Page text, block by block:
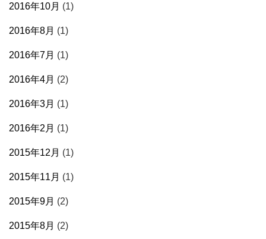
2016年10月 (1)
2016年8月 (1)
2016年7月 (1)
2016年4月 (2)
2016年3月 (1)
2016年2月 (1)
2015年12月 (1)
2015年11月 (1)
2015年9月 (2)
2015年8月 (2)